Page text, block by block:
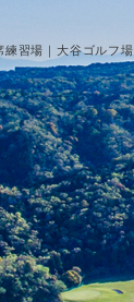
習場｜大谷ゴルフ場